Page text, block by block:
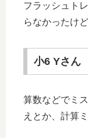
フラッシュト
らなかったけ
小6 Yさん
算数などでミ
えとか、計算